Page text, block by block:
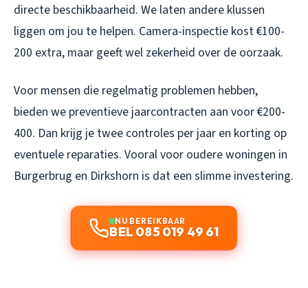
directe beschikbaarheid. We laten andere klussen
liggen om jou te helpen. Camera-inspectie kost €100-
200 extra, maar geeft wel zekerheid over de oorzaak.
Voor mensen die regelmatig problemen hebben,
bieden we preventieve jaarcontracten aan voor €200-
400. Dan krijg je twee controles per jaar en korting op
eventuele reparaties. Vooral voor oudere woningen in
Burgerbrug en Dirkshorn is dat een slimme investering.
NU BEREIKBAAR
BEL 085 019 49 61